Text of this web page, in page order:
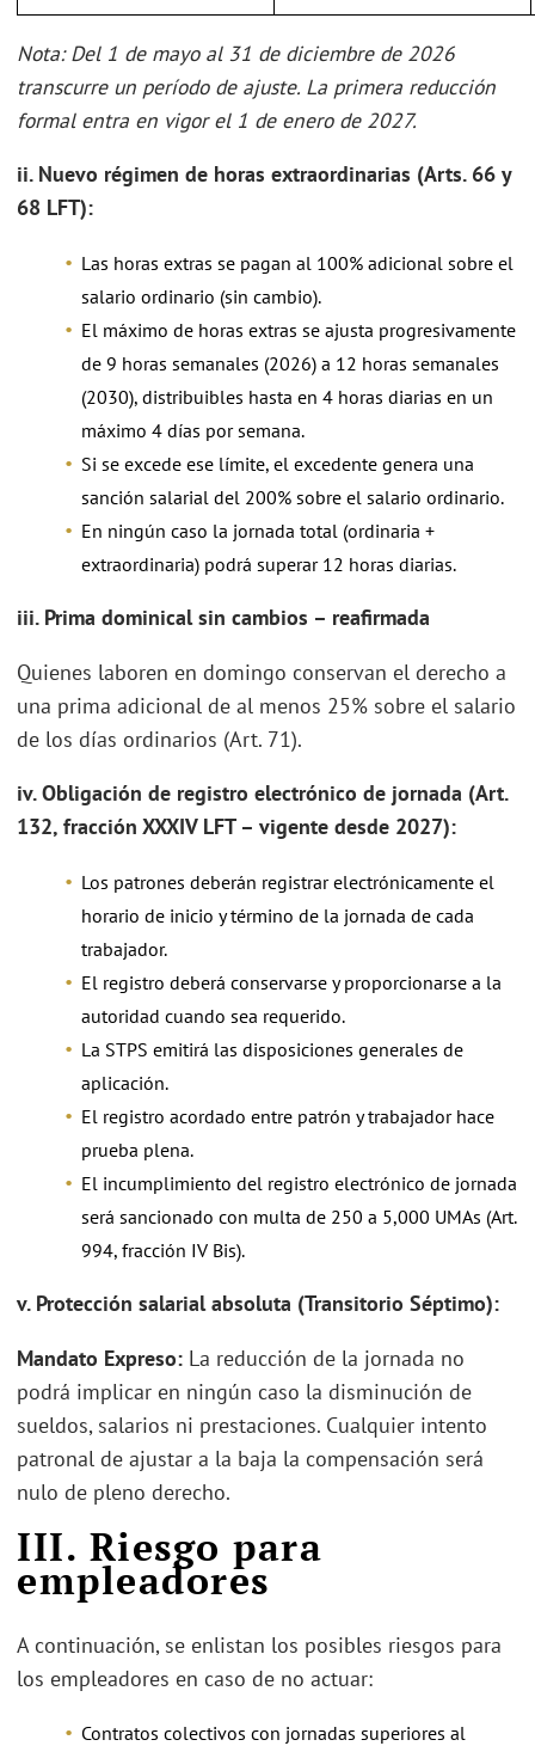
Nota: Del 1 de mayo al 31 de diciembre de 2026
transcurre un período de ajuste. La primera reducción
formal entra en vigor el 1 de enero de 2027.
ii. Nuevo régimen de horas extraordinarias (Arts. 66 y
68 LFT):
Las horas extras se pagan al 100% adicional sobre el
salario ordinario (sin cambio).
El máximo de horas extras se ajusta progresivamente
de 9 horas semanales (2026) a 12 horas semanales
(2030), distribuibles hasta en 4 horas diarias en un
máximo 4 días por semana.
Si se excede ese límite, el excedente genera una
sanción salarial del 200% sobre el salario ordinario.
En ningún caso la jornada total (ordinaria +
extraordinaria) podrá superar 12 horas diarias.
iii. Prima dominical sin cambios – reafirmada
Quienes laboren en domingo conservan el derecho a
una prima adicional de al menos 25% sobre el salario
de los días ordinarios (Art. 71).
iv. Obligación de registro electrónico de jornada (Art.
132, fracción XXXIV LFT – vigente desde 2027):
Los patrones deberán registrar electrónicamente el
horario de inicio y término de la jornada de cada
trabajador.
El registro deberá conservarse y proporcionarse a la
autoridad cuando sea requerido.
La STPS emitirá las disposiciones generales de
aplicación.
El registro acordado entre patrón y trabajador hace
prueba plena.
El incumplimiento del registro electrónico de jornada
será sancionado con multa de 250 a 5,000 UMAs (Art.
994, fracción IV Bis).
v. Protección salarial absoluta (Transitorio Séptimo):
Mandato Expreso: La reducción de la jornada no
podrá implicar en ningún caso la disminución de
sueldos, salarios ni prestaciones. Cualquier intento
patronal de ajustar a la baja la compensación será
nulo de pleno derecho.
III. Riesgo para
empleadores
A continuación, se enlistan los posibles riesgos para
los empleadores en caso de no actuar:
Contratos colectivos con jornadas superiores al